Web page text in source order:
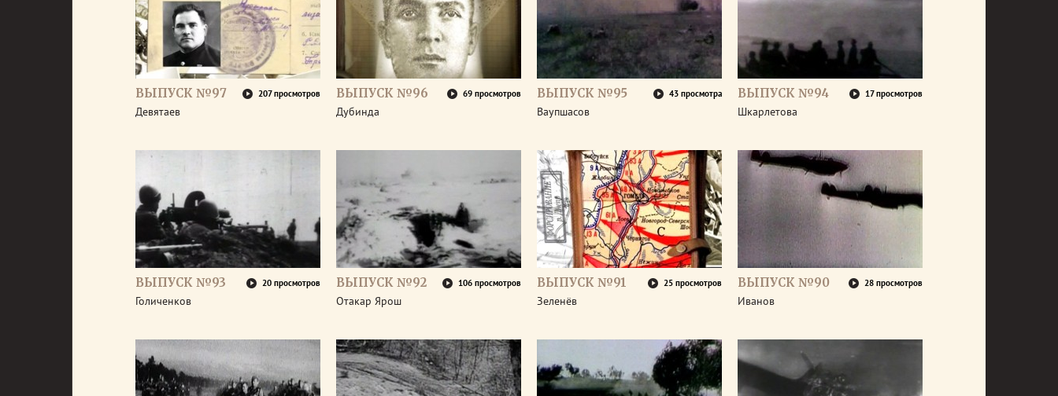
ВЫПУСК №97 207 просмотров
Девятаев
ВЫПУСК №96 69 просмотров
Дубинда
ВЫПУСК №95 43 просмотра
Ваупшасов
ВЫПУСК №94 17 просмотров
Шкарлетова
ВЫПУСК №93 20 просмотров
Голиченков
ВЫПУСК №92 106 просмотров
Отакар Ярош
ВЫПУСК №91 25 просмотров
Зеленёв
ВЫПУСК №90 28 просмотров
Иванов